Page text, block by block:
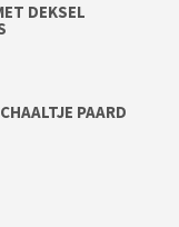
DEKSEL
PAARD